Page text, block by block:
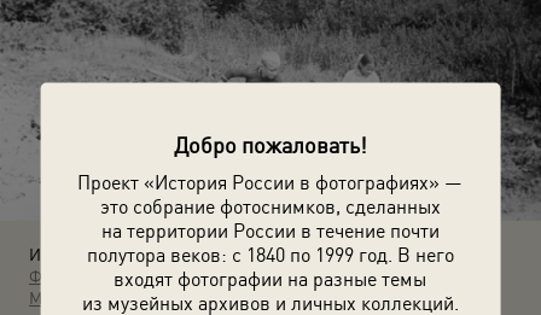
Добро пожаловать!
Проект «История России в фотографиях» —
это собрание фотоснимков, сделанных
на территории России в течение почти
полутора веков: с 1840 по 1999 год. В него
входят фотографии на разные темы
из музейных архивов и личных коллекций.
Источники:
Фотографии пользователей russiainphoto.ruАрхив Ольги
Можаевой